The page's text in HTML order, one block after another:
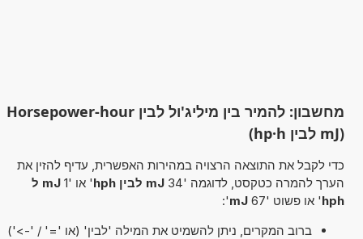
מחשבון: להמיר בין מיליג'ול לבין Horsepower-hour
(mJ לבין hp·h)
כדי לקבל את התוצאה הרצויה במהירות האפשרית, עדיף להזין את
הערך להמרה כטקסט, לדוגמה '34
mJ לבין hph ' או '1
mJ ל
hph' או פשוט '67 mJ
':
ברוב המקרים, ניתן להשמיט את המילה 'לבין' (או '=' / '->')